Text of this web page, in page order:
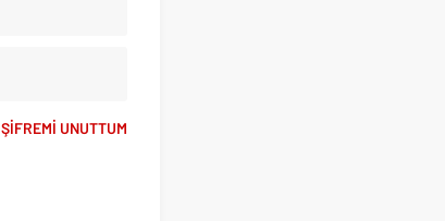
ŞIFREMI UNUTTUM